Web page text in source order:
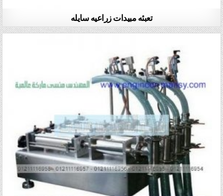
تعبئه مبيدات زراعيه سايله